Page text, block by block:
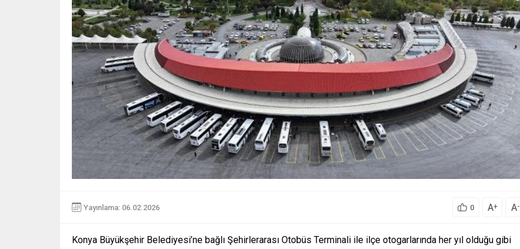
Yayınlama: 06.02.2026 0 A+ A-
Konya Büyükşehir Belediyesi’ne bağlı Şehirlerarası Otobüs Terminali ile ilçe otogarlarında her yıl olduğu gibi